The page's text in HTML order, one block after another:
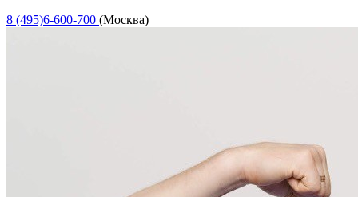
8 (495)6-600-700 (Москва)